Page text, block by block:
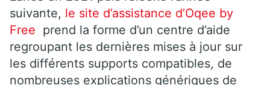
suivante, le site d’assistance d’Oqee by
Free prend la forme d’un centre d’aide
regroupant les dernières mises à jour sur
les différents supports compatibles, de
nombreuses explications génériques de